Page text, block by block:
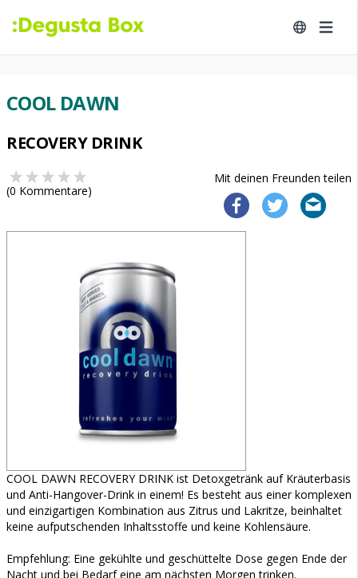
COOL DAWN
RECOVERY DRINK
Mit deinen Freunden teilen
(0 Kommentare)
COOL DAWN RECOVERY DRINK ist Detoxgetränk auf Kräuterbasis
und Anti-Hangover-Drink in einem! Es besteht aus einer komplexen
und einzigartigen Kombination aus Zitrus und Lakritze, beinhaltet
keine aufputschenden Inhaltsstoffe und keine Kohlensäure.
Empfehlung: Eine gekühlte und geschüttelte Dose gegen Ende der
Nacht und bei Bedarf eine am nächsten Morgen trinken.